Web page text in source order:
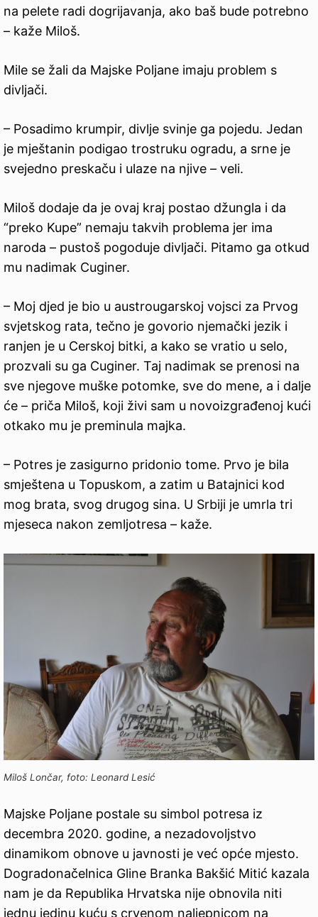
na pelete radi dogrijavanja, ako baš bude potrebno
– kaže Miloš.
Mile se žali da Majske Poljane imaju problem s
divljači.
– Posadimo krumpir, divlje svinje ga pojedu. Jedan
je mještanin podigao trostruku ogradu, a srne je
svejedno preskaču i ulaze na njive – veli.
Miloš dodaje da je ovaj kraj postao džungla i da
“preko Kupe” nemaju takvih problema jer ima
naroda – pustoš pogoduje divljači. Pitamo ga otkud
mu nadimak Cuginer.
– Moj djed je bio u austrougarskoj vojsci za Prvog
svjetskog rata, tečno je govorio njemački jezik i
ranjen je u Cerskoj bitki, a kako se vratio u selo,
prozvali su ga Cuginer. Taj nadimak se prenosi na
sve njegove muške potomke, sve do mene, a i dalje
će – priča Miloš, koji živi sam u novoizgrađenoj kući
otkako mu je preminula majka.
– Potres je zasigurno pridonio tome. Prvo je bila
smještena u Topuskom, a zatim u Batajnici kod
mog brata, svog drugog sina. U Srbiji je umrla tri
mjeseca nakon zemljotresa – kaže.
Miloš Lončar, foto: Leonard Lesić
Majske Poljane postale su simbol potresa iz
decembra 2020. godine, a nezadovoljstvo
dinamikom obnove u javnosti je već opće mjesto.
Dogradonačelnica Gline Branka Bakšić Mitić kazala
nam je da Republika Hrvatska nije obnovila niti
jednu jedinu kuću s crvenom naljepnicom na